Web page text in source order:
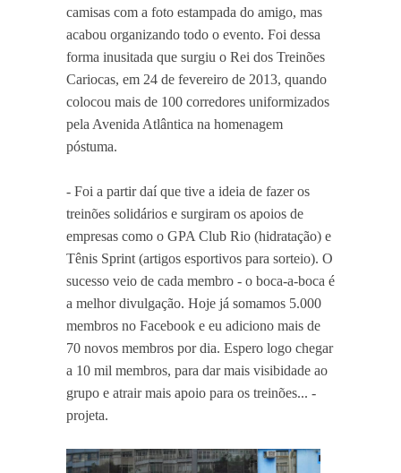
camisas com a foto estampada do amigo, mas
acabou organizando todo o evento. Foi dessa
forma inusitada que surgiu o Rei dos Treinões
Cariocas, em 24 de fevereiro de 2013, quando
colocou mais de 100 corredores uniformizados
pela Avenida Atlântica na homenagem
póstuma.
- Foi a partir daí que tive a ideia de fazer os
treinões solidários e surgiram os apoios de
empresas como o GPA Club Rio (hidratação) e
Tênis Sprint (artigos esportivos para sorteio). O
sucesso veio de cada membro - o boca-a-boca é
a melhor divulgação. Hoje já somamos 5.000
membros no Facebook e eu adiciono mais de
70 novos membros por dia. Espero logo chegar
a 10 mil membros, para dar mais visibidade ao
grupo e atrair mais apoio para os treinões... -
projeta.